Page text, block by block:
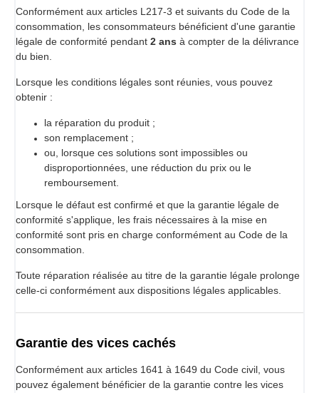
Conformément aux articles L217-3 et suivants du Code de la
consommation, les consommateurs bénéficient d'une garantie
légale de conformité pendant 2 ans à compter de la délivrance
du bien.
Lorsque les conditions légales sont réunies, vous pouvez
obtenir :
la réparation du produit ;
son remplacement ;
ou, lorsque ces solutions sont impossibles ou
disproportionnées, une réduction du prix ou le
remboursement.
Lorsque le défaut est confirmé et que la garantie légale de
conformité s'applique, les frais nécessaires à la mise en
conformité sont pris en charge conformément au Code de la
consommation.
Toute réparation réalisée au titre de la garantie légale prolonge
celle-ci conformément aux dispositions légales applicables.
Garantie des vices cachés
Conformément aux articles 1641 à 1649 du Code civil, vous
pouvez également bénéficier de la garantie contre les vices